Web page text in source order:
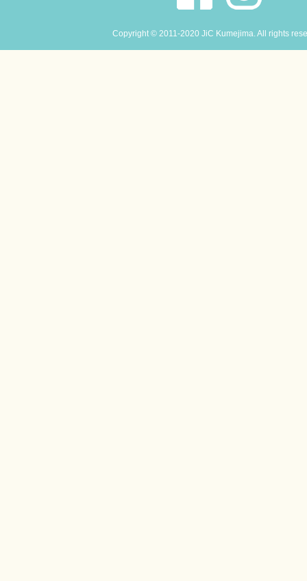
Copyright © 2011-2020 JiC Kumejima. All rights